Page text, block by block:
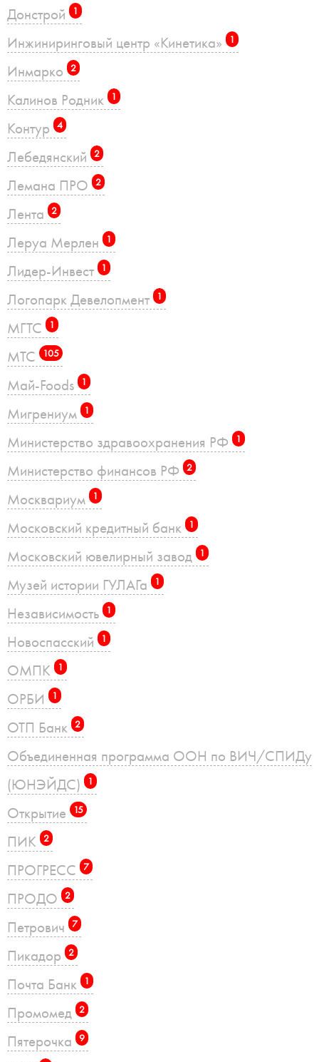
Донстрой 1
Инжиниринговый центр «Кинетика» 1
Инмарко 2
Калинов Родник 1
Контур 4
Лебедянский 2
Лемана ПРО 2
Лента 2
Леруа Мерлен 1
Лидер-Инвест 1
Логопарк Девелопмент 1
МГТС 1
МТС 105
Май-Foods 1
Мигрениум 1
Министерство здравоохранения РФ 1
Министерство финансов РФ 2
Москвариум 1
Московский кредитный банк 1
Московский ювелирный завод 1
Музей истории ГУЛАГа 1
Независимость 1
Новоспасский 1
ОМПК 1
ОРБИ 1
ОТП Банк 2
Объединенная программа ООН по ВИЧ/СПИДу
(ЮНЭЙДС)
1
Открытие 15
ПИК 2
ПРОГРЕСС 7
ПРОДО 2
Петрович 7
Пикадор 2
Почта Банк 1
Промомед 2
Пятерочка 9